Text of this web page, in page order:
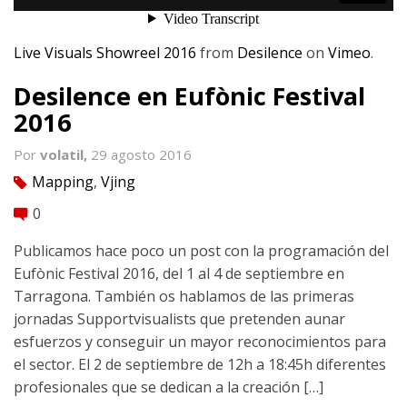
Live Visuals Showreel 2016 from Desilence on Vimeo.
Desilence en Eufònic Festival
2016
Por volatil, 29 agosto 2016
tag Mapping, Vjing
comment 0
Publicamos hace poco un post con la programación del
Eufònic Festival 2016, del 1 al 4 de septiembre en
Tarragona. También os hablamos de las primeras
jornadas Supportvisualists que pretenden aunar
esfuerzos y conseguir un mayor reconocimientos para
el sector. El 2 de septiembre de 12h a 18:45h diferentes
profesionales que se dedican a la creación […]